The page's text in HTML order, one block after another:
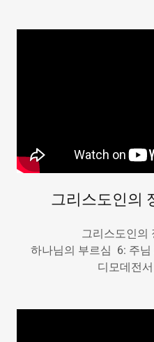
그리스도인의
그리스도인의
하나님의 부르심 6: 주
디모데전